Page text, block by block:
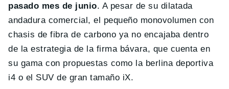
pasado mes de junio. A pesar de su dilatada
andadura comercial, el pequeño monovolumen con
chasis de fibra de carbono ya no encajaba dentro
de la estrategia de la firma bávara, que cuenta en
su gama con propuestas como la berlina deportiva
i4 o el SUV de gran tamaño iX.